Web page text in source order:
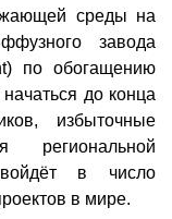
среды на
завода
по обогащению
до конца
избыточные
региональной
в число
в мире.